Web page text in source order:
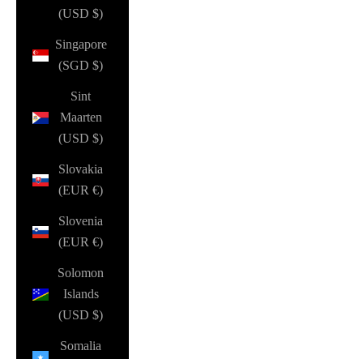
(USD $)
Singapore
(SGD $)
Sint
Maarten
(USD $)
Slovakia
(EUR €)
Slovenia
(EUR €)
Solomon
Islands
(USD $)
Somalia